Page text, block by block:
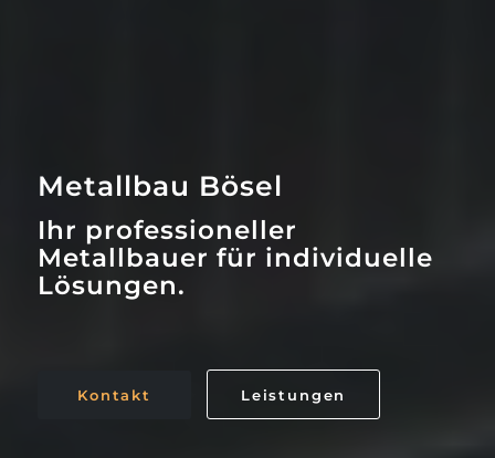
Metallbau Bösel
Ihr professioneller
Metallbauer für individuelle
Lösungen.
Kontakt Leistungen